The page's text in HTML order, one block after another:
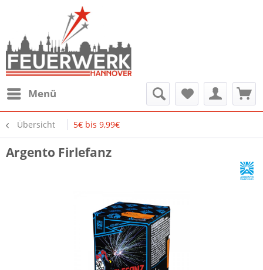
Menü
Übersicht 5€ bis 9,99€
Argento Firlefanz